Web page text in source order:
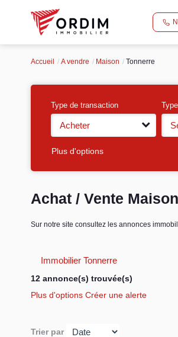
Accueil A vendre Maison Tonnerre
Type de transaction
Acheter
Plus d'options
Achat / Vente
Sur notre site consultez les annonces
Immobilier Tonnerre
12 annonce(s) trouvée(s)
Plus d'options Créer une alerte
Trier par